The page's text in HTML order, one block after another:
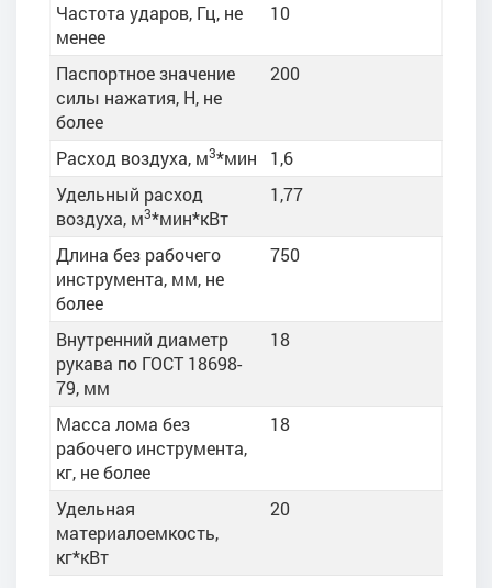
Частота ударов, Гц, не
менее
10
Паспортное значение
силы нажатия, Н, не
более
200
Расход воздуха, м3*мин
1,6
Удельный расход
воздуха, м3*мин*кВт
1,77
Длина без рабочего
инструмента, мм, не
более
750
Внутренний диаметр
рукава по ГОСТ 18698-
79, мм
18
Масса лома без
рабочего инструмента,
кг, не более
18
Удельная
материалоемкость,
кг*кВт
20